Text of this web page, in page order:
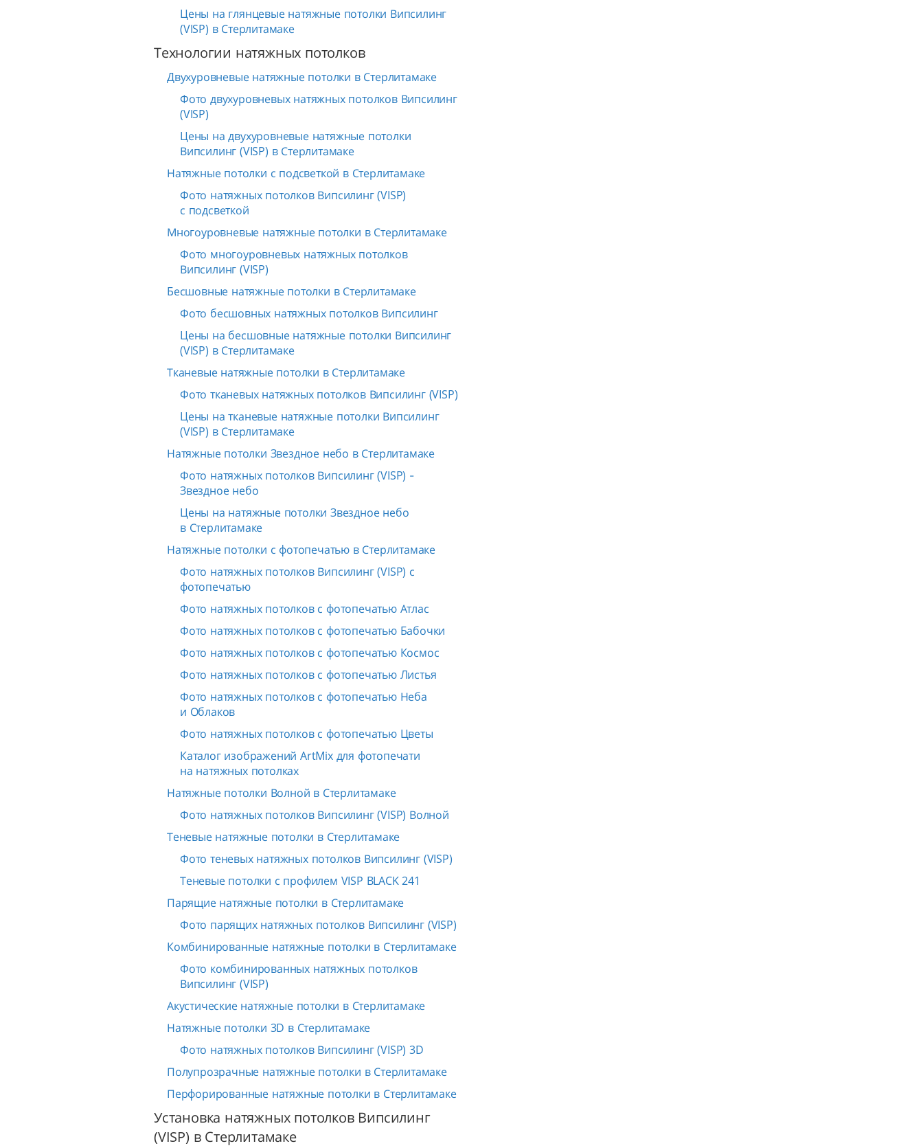
Цены на глянцевые натяжные потолки Випсилинг
(VISP) в Стерлитамаке
Технологии натяжных потолков
Двухуровневые натяжные потолки в Стерлитамаке
Фото двухуровневых натяжных потолков Випсилинг
(VISP)
Цены на двухуровневые натяжные потолки
Випсилинг (VISP) в Стерлитамаке
Натяжные потолки с подсветкой в Стерлитамаке
Фото натяжных потолков Випсилинг (VISP)
с подсветкой
Многоуровневые натяжные потолки в Стерлитамаке
Фото многоуровневых натяжных потолков
Випсилинг (VISP)
Бесшовные натяжные потолки в Стерлитамаке
Фото бесшовных натяжных потолков Випсилинг
Цены на бесшовные натяжные потолки Випсилинг
(VISP) в Стерлитамаке
Тканевые натяжные потолки в Стерлитамаке
Фото тканевых натяжных потолков Випсилинг (VISP)
Цены на тканевые натяжные потолки Випсилинг
(VISP) в Стерлитамаке
Натяжные потолки Звездное небо в Стерлитамаке
Фото натяжных потолков Випсилинг (VISP) -
Звездное небо
Цены на натяжные потолки Звездное небо
в Стерлитамаке
Натяжные потолки с фотопечатью в Стерлитамаке
Фото натяжных потолков Випсилинг (VISP) с
фотопечатью
Фото натяжных потолков с фотопечатью Атлас
Фото натяжных потолков с фотопечатью Бабочки
Фото натяжных потолков с фотопечатью Космос
Фото натяжных потолков с фотопечатью Листья
Фото натяжных потолков с фотопечатью Неба
и Облаков
Фото натяжных потолков с фотопечатью Цветы
Каталог изображений ArtMix для фотопечати
на натяжных потолках
Натяжные потолки Волной в Стерлитамаке
Фото натяжных потолков Випсилинг (VISP) Волной
Теневые натяжные потолки в Стерлитамаке
Фото теневых натяжных потолков Випсилинг (VISP)
Теневые потолки с профилем VISP BLACK 241
Парящие натяжные потолки в Стерлитамаке
Фото парящих натяжных потолков Випсилинг (VISP)
Комбинированные натяжные потолки в Стерлитамаке
Фото комбинированных натяжных потолков
Випсилинг (VISP)
Акустические натяжные потолки в Стерлитамаке
Натяжные потолки 3D в Стерлитамаке
Фото натяжных потолков Випсилинг (VISP) 3D
Полупрозрачные натяжные потолки в Стерлитамаке
Перфорированные натяжные потолки в Стерлитамаке
Установка натяжных потолков Випсилинг
(VISP) в Стерлитамаке